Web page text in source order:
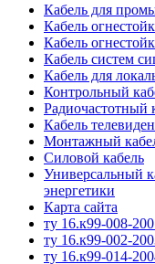
Кабель для
Кабель
Кабель
Кабель систем
Кабель для
Контрольный
Радиочастотный
Кабель
Монтажный
Силовой кабель
Универсальный
энергетики
Карта сайта
ту 16.к99-008-
ту 16.к99-002-
ту 16.к99-014-